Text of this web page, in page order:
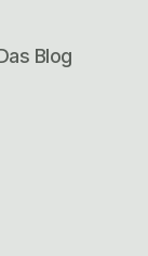
Blog